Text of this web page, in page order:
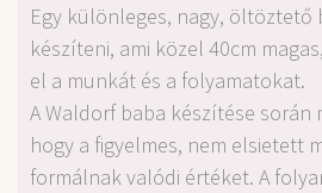
Egy különleges, nagy, öltöztető
készíteni, ami közel 40cm
el a munkát és a folyamatokat.
A Waldorf baba készítése során
hogy a figyelmes, nem elsietett
formálnak valódi értéket. A